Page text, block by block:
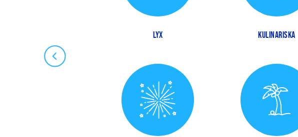
LYX KULINARISKA